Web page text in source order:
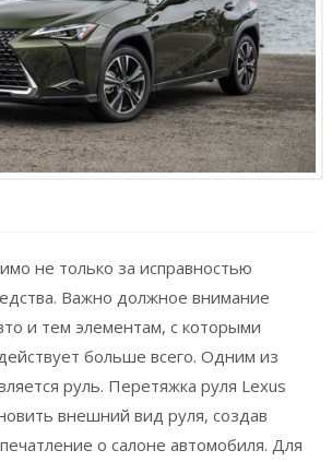
не только за исправностью
Важно должное внимание
и тем элементам, с которыми
больше всего. Одним из
руль. Перетяжка руля Lexus
внешний вид руля, создав
о салоне автомобиля. Для